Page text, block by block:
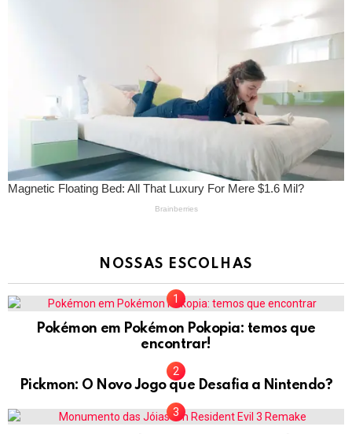
NOSSAS ESCOLHAS
Pokémon em Pokémon Pokopia: temos que
encontrar!
Pickmon: O Novo Jogo que Desafia a Nintendo?